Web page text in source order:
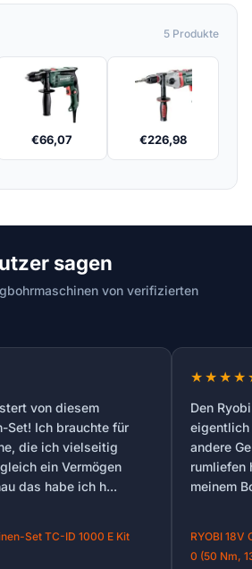
5 Produkte
€66,07 €226,98
sagen
von verifizierten
von diesem
Set! Ich brauchte für
die ich vielseitig
ein Vermögen
das habe ich h...
Set TC-ID 1000 E Kit
Den
andere
rumliefen
meinem
RYOBI
0 (50 Nm,